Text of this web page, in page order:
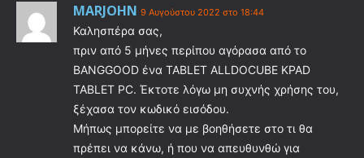
MARJOHN 9 Αυγούστου 2022 στο 18:44
Καλησπέρα σας,
πριν από 5 μήνες περίπου αγόρασα από το
BANGGOOD ένα TABLET ALLDOCUBE KPAD
TABLET PC. Έκτοτε λόγω μη συχνής χρήσης του,
ξέχασα τον κωδικό εισόδου.
Μήπως μπορείτε να με βοηθήσετε στο τι θα
πρέπει να κάνω, ή που να απευθυνθώ για